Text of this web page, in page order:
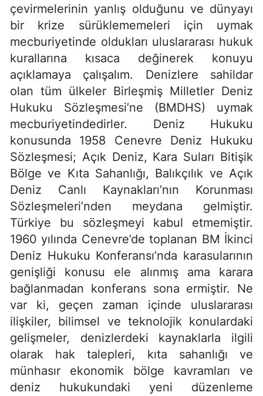
çevirmelerinin yanlış olduğunu ve dünyayı
bir krize sürüklememeleri için uymak
mecburiyetinde oldukları uluslararası hukuk
kurallarına kısaca değinerek konuyu
açıklamaya çalışalım. Denizlere sahildar
olan tüm ülkeler Birleşmiş Milletler Deniz
Hukuku Sözleşmesi’ne (BMDHS) uymak
mecburiyetindedirler. Deniz Hukuku
konusunda 1958 Cenevre Deniz Hukuku
Sözleşmesi; Açık Deniz, Kara Suları Bitişik
Bölge ve Kıta Sahanlığı, Balıkçılık ve Açık
Deniz Canlı Kaynakları’nın Korunması
Sözleşmeleri’nden meydana gelmiştir.
Türkiye bu sözleşmeyi kabul etmemiştir.
1960 yılında Cenevre’de toplanan BM İkinci
Deniz Hukuku Konferansı’nda karasularının
genişliği konusu ele alınmış ama karara
bağlanmadan konferans sona ermiştir. Ne
var ki, geçen zaman içinde uluslararası
ilişkiler, bilimsel ve teknolojik konulardaki
gelişmeler, denizlerdeki kaynaklarla ilgili
olarak hak talepleri, kıta sahanlığı ve
münhasır ekonomik bölge kavramları ve
deniz hukukundaki yeni düzenleme